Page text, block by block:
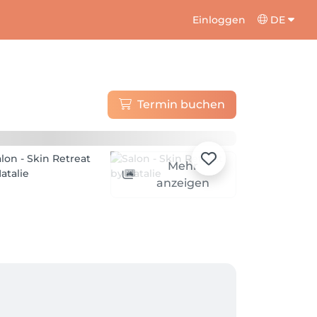
Einloggen DE
Termin buchen
Mehr
anzeigen